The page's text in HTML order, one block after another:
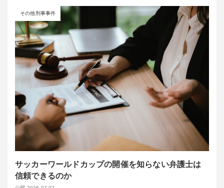
その他刑事事件
サッカーワールドカップの開催を知らない弁護士は
信頼できるのか